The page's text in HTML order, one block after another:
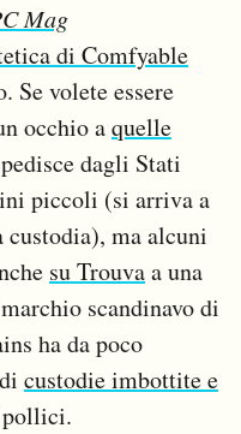
Mag
di Comfyable
Se volete essere
occhio aquelle
dagli Stati
piccoli (si arriva a
ma alcuni
su Trouvaa una
scandinavo di
ha da poco
custodie imbottite e
pollici.